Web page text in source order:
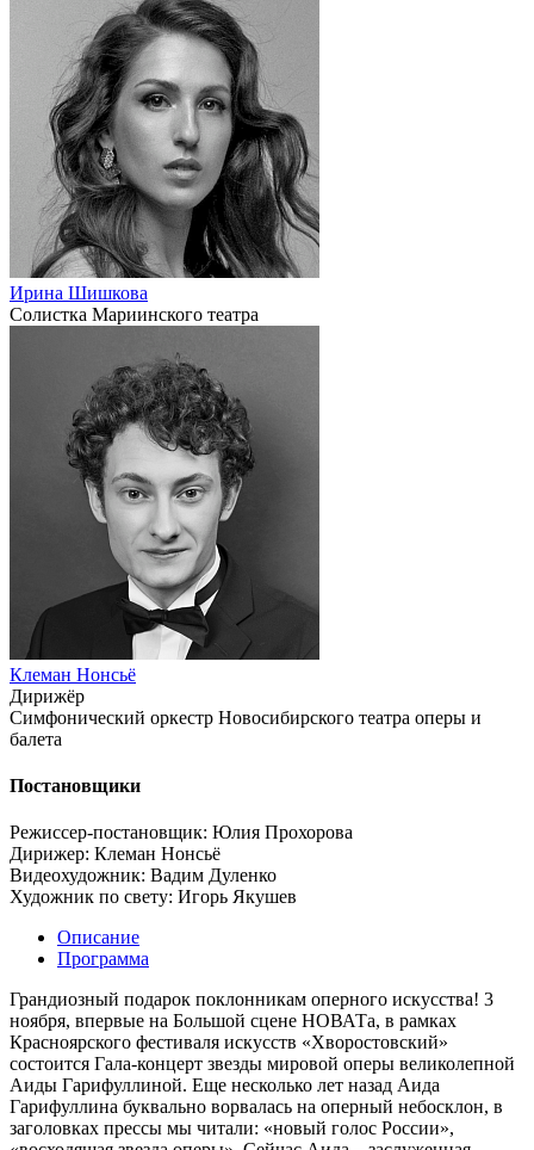
Ирина Шишкова
Солистка Мариинского театра
Клеман Нонсьё
Дирижёр
Симфонический оркестр Новосибирского театра оперы и
балета
Постановщики
Режиссер-постановщик: Юлия Прохорова
Дирижер: Клеман Нонсьё
Видеохудожник: Вадим Дуленко
Художник по свету: Игорь Якушев
Описание
Программа
Грандиозный подарок поклонникам оперного искусства! 3
ноября, впервые на Большой сцене НОВАТа, в рамках
Красноярского фестиваля искусств «Хворостовский»
состоится Гала-концерт звезды мировой оперы великолепной
Аиды Гарифуллиной. Еще несколько лет назад Аида
Гарифуллина буквально ворвалась на оперный небосклон, в
заголовках прессы мы читали: «новый голос России»,